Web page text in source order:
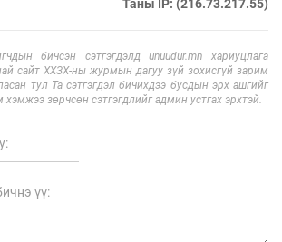
Таны IP: (216.73.217.55)
бичсэн сэтгэгдэлд unuudur.mn хариуцлага
сайт ХХЗХ-ны журмын дагуу зүй зохисгүй зарим
тул Та сэтгэгдэл бичихдээ бусдын эрх ашгийг
хэмжээ зөрчсөн сэтгэгдлийг админ устгах эрхтэй.